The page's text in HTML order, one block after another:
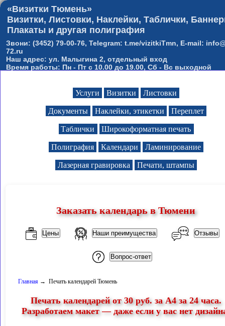
«Визитки Тюмень»
Визитки, Листовки, Наклейки, Таблички,
Плакаты и другая полиграфия
Звони: (3452) 79-00-76, Telegram: t.me/vizitkiTmn, E-mail:
72.ru
Наш адрес: ул. Малыгина 2, отдельный вход
Время работы: Пн - Пт с 10.00 до 19.00, Сб - Вс выходной
Услуги Визитки Листовки
Документы Наклейки, этикетки Переплет
Таблички Широкоформатная печать
Полиграфия Календари Ламинирование
Лазерная гравировка Печати, штампы
Заказать календарь в Тюмени
Цены Наши преимущества Отзывы
Вопрос-ответ
Главная → Печать календарей Тюмень
Печать календарей от 30 руб. за А4 за 24 часа.
Разработаем макет — даже если у вас нет